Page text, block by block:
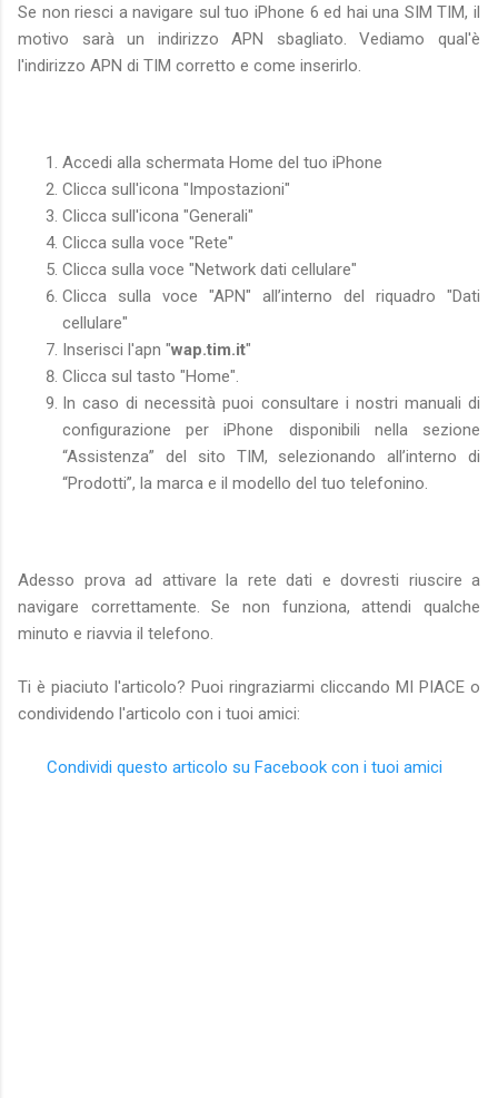
Se non riesci a navigare sul tuo iPhone 6 ed hai una SIM TIM, il
motivo sarà un indirizzo APN sbagliato. Vediamo qual'è
l'indirizzo APN di TIM corretto e come inserirlo.
Accedi alla schermata Home del tuo iPhone
Clicca sull'icona "Impostazioni"
Clicca sull'icona "Generali"
Clicca sulla voce "Rete"
Clicca sulla voce "Network dati cellulare"
Clicca sulla voce "APN" all’interno del riquadro "Dati
cellulare"
Inserisci l'apn "wap.tim.it"
Clicca sul tasto "Home".
In caso di necessità puoi consultare i nostri manuali di
configurazione per iPhone disponibili nella sezione
“Assistenza” del sito TIM, selezionando all’interno di
“Prodotti”, la marca e il modello del tuo telefonino.
Adesso prova ad attivare la rete dati e dovresti riuscire a
navigare correttamente. Se non funziona, attendi qualche
minuto e riavvia il telefono.
Ti è piaciuto l'articolo? Puoi ringraziarmi cliccando MI PIACE o
condividendo l'articolo con i tuoi amici:
Condividi questo articolo su Facebook con i tuoi amici